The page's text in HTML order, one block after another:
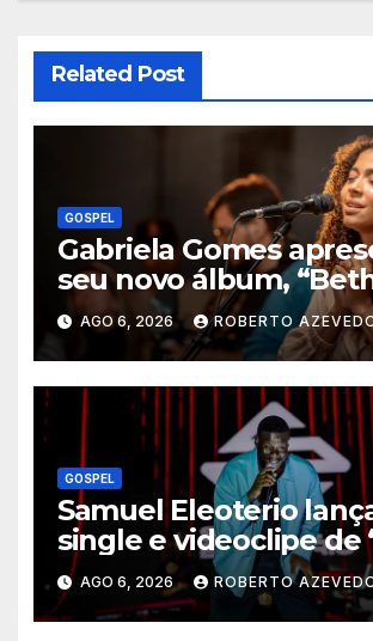
Related Post
GOSPEL
Gabriela Gomes
seu novo álbum,
e o clipe de “Manso e
Humilde”, com a
de Jessé Perão
AGO 6, 2026 ROBERTO
GOSPEL
Samuel Eleoterio
single e videoclipe de
Marcha”
AGO 6, 2026 ROBERTO